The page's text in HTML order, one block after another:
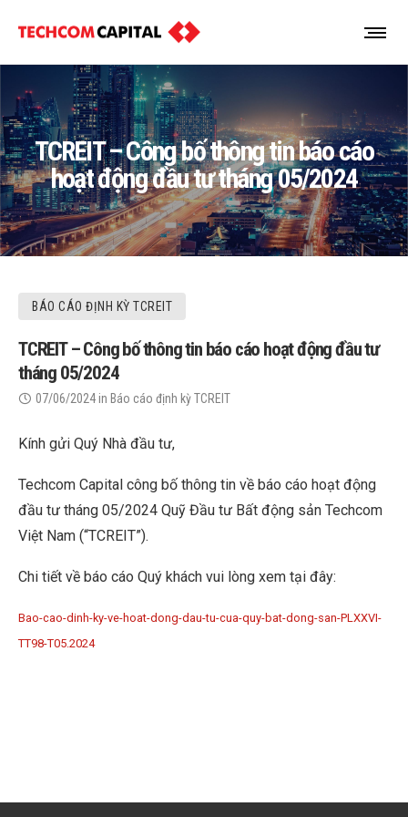
TCREIT – Công bố thông tin báo cáo
hoạt động đầu tư tháng 05/2024
BÁO CÁO ĐỊNH KỲ TCREIT
TCREIT – Công bố thông tin báo cáo hoạt động đầu tư
tháng 05/2024
07/06/2024in Báo cáo định kỳ TCREIT
Kính gửi Quý Nhà đầu tư,
Techcom Capital công bố thông tin về báo cáo hoạt động
đầu tư tháng 05/2024 Quỹ Đầu tư Bất động sản Techcom
Việt Nam (“TCREIT”).
Chi tiết về báo cáo Quý khách vui lòng xem tại đây:
Bao-cao-dinh-ky-ve-hoat-dong-dau-tu-cua-quy-bat-dong-san-PLXXVI-
TT98-T05.2024